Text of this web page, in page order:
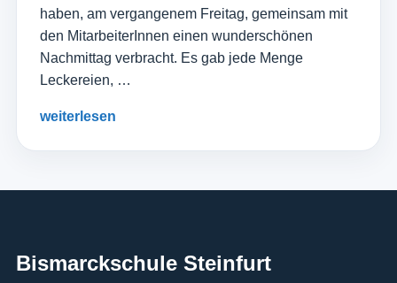
haben, am vergangenem Freitag, gemeinsam mit
den MitarbeiterInnen einen wunderschönen
Nachmittag verbracht. Es gab jede Menge
Leckereien, …
weiterlesen
Bismarckschule Steinfurt